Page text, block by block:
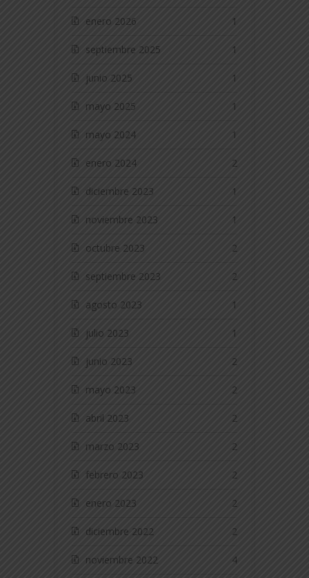
enero 2026 1
septiembre 2025 1
junio 2025 1
mayo 2025 1
mayo 2024 1
enero 2024 2
diciembre 2023 1
noviembre 2023 1
octubre 2023 2
septiembre 2023 2
agosto 2023 1
julio 2023 1
junio 2023 2
mayo 2023 2
abril 2023 2
marzo 2023 2
febrero 2023 2
enero 2023 2
diciembre 2022 2
noviembre 2022 4